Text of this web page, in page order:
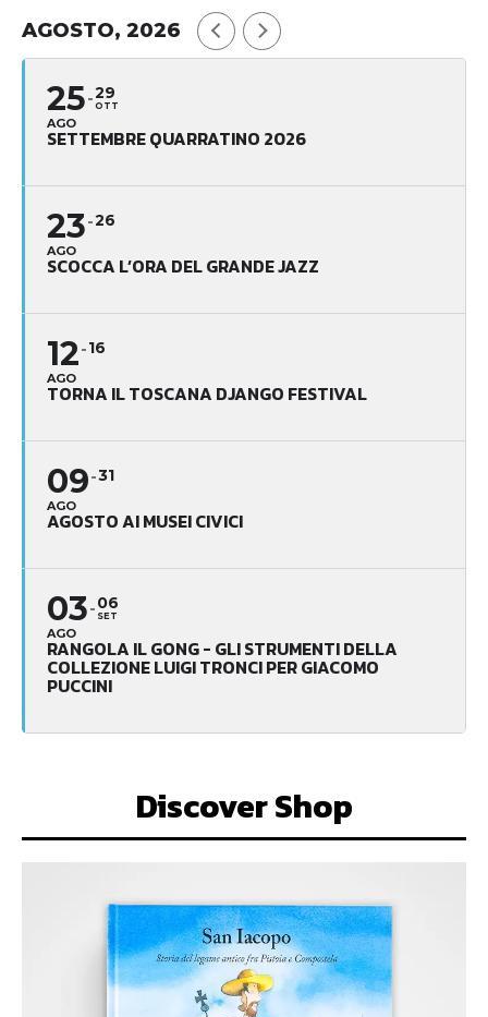
AGOSTO, 2026
25
AGO
29
OTT
SETTEMBRE QUARRATINO 2026
23
AGO
26
SCOCCA L’ORA DEL GRANDE JAZZ
12
AGO
16
TORNA IL TOSCANA DJANGO FESTIVAL
09
AGO
31
AGOSTO AI MUSEI CIVICI
03
AGO
06
SET
RANGOLA IL GONG - GLI STRUMENTI DELLA
COLLEZIONE LUIGI TRONCI PER GIACOMO
PUCCINI
Discover Shop